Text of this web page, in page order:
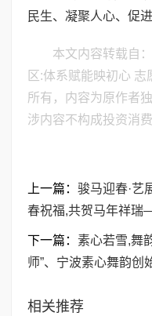
民生、凝聚人心、促
本文内容转载自
区:体系赋能映初心
所有，内容为原作者
涉内容不构成投资消
上一篇： 骏马迎春·艺
春祝福,共贺马年祥
下一篇： 素心若雪,舞
师”、宁波素心舞韵创
相关推荐